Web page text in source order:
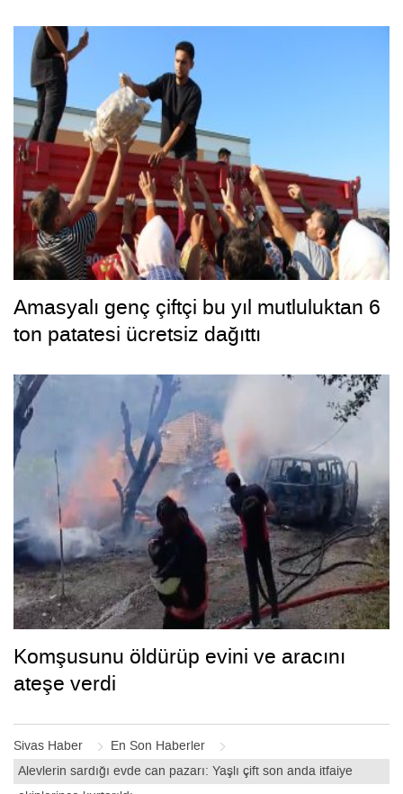
Sivas Haber
En Son Haberler
Alevlerin sardığı evde can pazarı: Yaşlı çift son anda itfaiye
Amasyalı genç çiftçi bu yıl mutluluktan 6
ton patatesi ücretsiz dağıttı
Komşusunu öldürüp evini ve aracını
ateşe verdi